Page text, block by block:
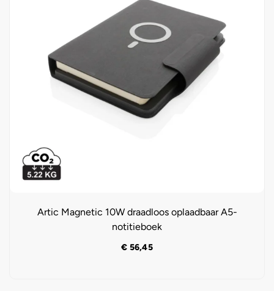
Artic Magnetic 10W draadloos oplaadbaar A5-
notitieboek
€ 56,45